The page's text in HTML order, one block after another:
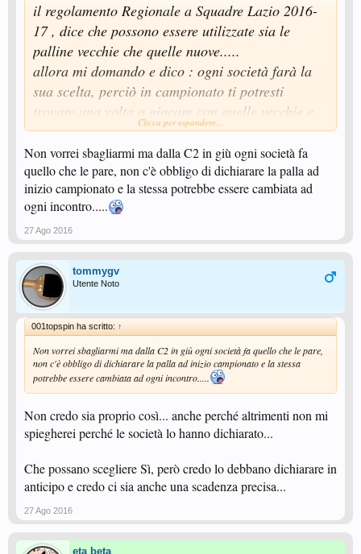
il regolamento Regionale a Squadre Lazio 2016-
17 , dice che possono essere utilizzate sia le
palline vecchie che quelle nuove.....
allora mi domando e dico : ogni società farà la
sua scelta, perciò in campionato ti potresti
trovare una volta a giocare con quelle vecchie e
un'altra con quelle nuove......
in allenamento, di conseguenza, ci si deve
allenare con tutte e due....
se poi ci aggiungi che fra quelle nuove c'è
qualche differenza a secondo della marca, ergo
DITEMI VOI SE COSI'' NON SI RISCHIA IL TSO
!!!!!'
Clicca per espandere...
Non vorrei sbagliarmi ma dalla C2 in giù ogni società fa
quello che le pare, non c'è obbligo di dichiarare la palla ad
inizio campionato e la stessa potrebbe essere cambiata ad
ogni incontro.....
27 Ago 2016
tommygv
Utente Noto
001topspin ha scritto: ↑
Non vorrei sbagliarmi ma dalla C2 in giù ogni società fa quello che le pare,
non c'è obbligo di dichiarare la palla ad inizio campionato e la stessa
potrebbe essere cambiata ad ogni incontro.....
Non credo sia proprio così... anche perché altrimenti non mi
spiegherei perché le società lo hanno dichiarato...
Che possano scegliere Sì, però credo lo debbano dichiarare in
anticipo e credo ci sia anche una scadenza precisa...
27 Ago 2016
eta beta